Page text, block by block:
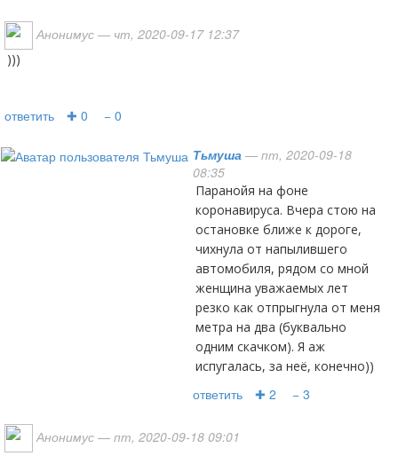
Анонимус — чт, 2020-09-17 12:37
)))
ответить ✚ 0 − 0
Тьмуша — пт, 2020-09-18
08:35
Паранойя на фоне
коронавируса. Вчера стою на
остановке ближе к дороге,
чихнула от напылившего
автомобиля, рядом со мной
женщина уважаемых лет
резко как отпрыгнула от меня
метра на два (буквально
одним скачком). Я аж
испугалась, за неё, конечно))
ответить ✚ 2 − 3
Анонимус — пт, 2020-09-18 09:01